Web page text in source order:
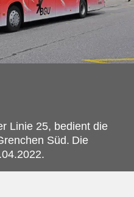
Linie 25, bedient die
Süd. Die